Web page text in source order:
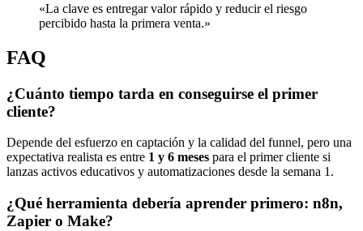
«La clave es entregar valor rápido y reducir el riesgo
percibido hasta la primera venta.»
FAQ
¿Cuánto tiempo tarda en conseguirse el primer
cliente?
Depende del esfuerzo en captación y la calidad del funnel, pero una
expectativa realista es entre 1 y 6 meses para el primer cliente si
lanzas activos educativos y automatizaciones desde la semana 1.
¿Qué herramienta debería aprender primero: n8n,
Zapier o Make?